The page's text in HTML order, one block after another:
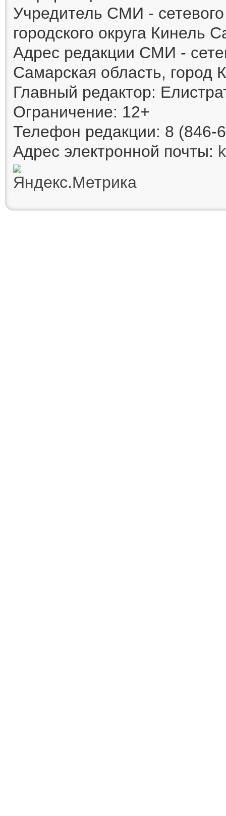
Учредитель СМИ -
городского округа Кинель
Адрес редакции СМИ -
Самарская область, город
Главный редактор:
Ограничение: 12+
Телефон редакции: 8 (846-
Адрес электронной почты: